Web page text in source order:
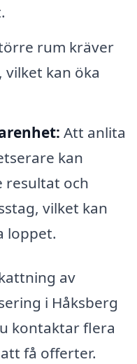
rum kräver
kan öka
Att anlita
kan
och
vilket kan
loppet.
av
i Håksberg
kontaktar flera
få offerter.